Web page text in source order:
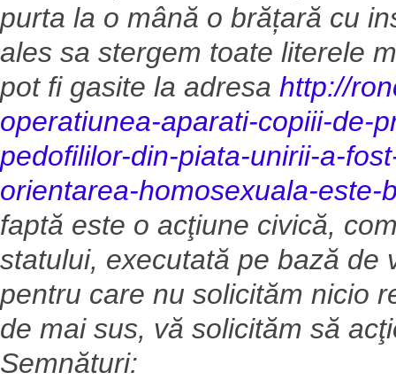
purta la o mână o brățară cu
ales sa stergem toate literele
pot fi gasite la adresa http://
operatiunea-aparati-copiii-de-
pedofililor-din-piata-unirii-a-
orientarea-homosexuala-este-
faptă este o acţiune civică,
statului, executată pe bază de
pentru care nu solicităm nicio
de mai sus, vă solicităm să